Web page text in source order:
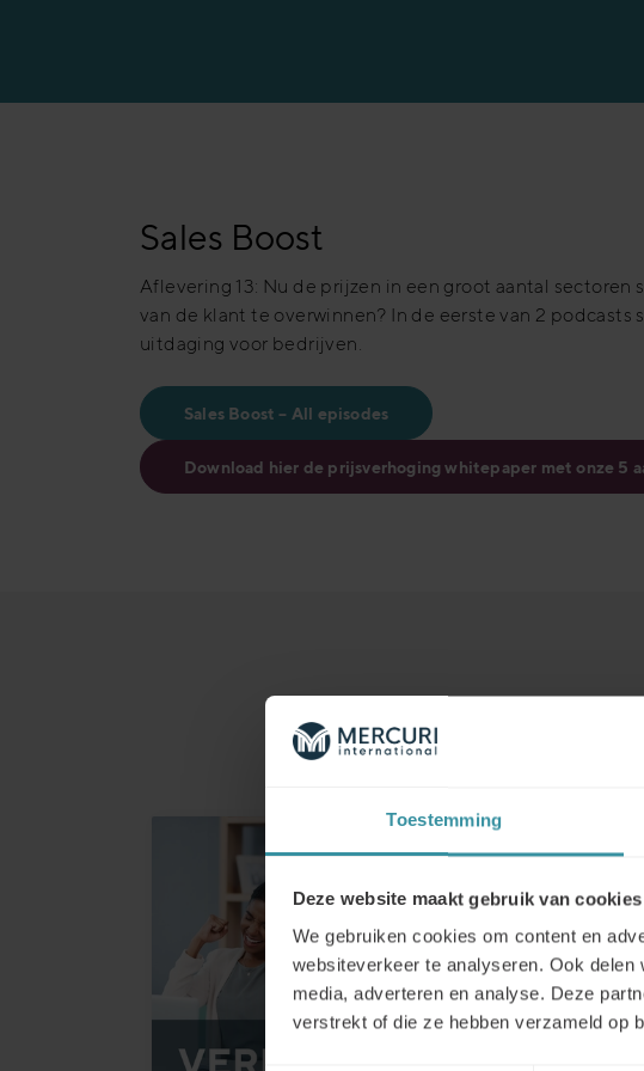
Toestemming
Deze website maakt gebruik van cookies
We gebruiken cookies om content en
websiteverkeer te analyseren. Ook
media, adverteren en analyse. Deze
verstrekt of die ze hebben verzameld op
Sales Boost
Aflevering 13: Nu de prijzen in een groot aantal
van de klant te overwinnen? In de eerste van 2
uitdaging voor bedrijven.
Sales Boost – All episodes
Download hier de prijsverhoging whitepaper met onze 5